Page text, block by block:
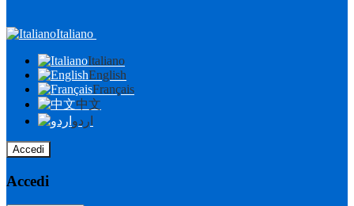
Italiano
Italiano
English
Français
中文
اردو
Accedi
Accedi